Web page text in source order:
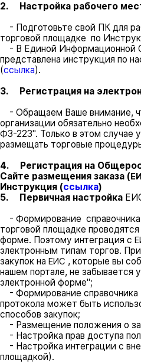
2. Настройка рабочего
- Подготовьте свой ПК для
торговой площадке по
- В Единой Информационной
представлена инструкция по
(ссылка).
3. Регистрация на
- Обращаем Ваше внимание,
организации обязательно
ФЗ-223". Только в этом случае
размещать торговые
4. Регистрация на
Сайте размещения заказа (
Инструкция (ссылка)
5. Первичная настройка
- Формирование справочника
торговой площадке
форме. Поэтому интеграция с
электронным типам торгов.
закупок на ЕИС , которые вы
нашем портале, не забывается
электронной форме";
- Формирование справочника
протокола может быть
способов закупок;
- Размещение положения о
- Настройка прав доступа
- Настройка интеграции с
площадкой).